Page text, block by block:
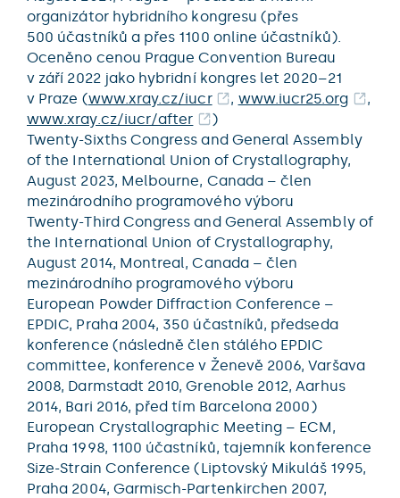
organizátor hybridního kongresu (přes
500 účastníků a přes 1100 online účastníků).
Oceněno cenou Prague Convention Bureau
v září 2022 jako hybridní kongres let 2020–21
v Praze (www.xray.cz/iucr , www.iucr25.org
,
www.xray.cz/iucr/after
)
Twenty-Sixths Congress and General Assembly
of the International Union of Crystallography,
August 2023, Melbourne, Canada – člen
mezinárodního programového výboru
Twenty-Third Congress and General Assembly of
the International Union of Crystallography,
August 2014, Montreal, Canada – člen
mezinárodního programového výboru
European Powder Diffraction Conference –
EPDIC, Praha 2004, 350 účastníků, předseda
konference (následně člen stálého EPDIC
committee, konference v Ženevě 2006, Varšava
2008, Darmstadt 2010, Grenoble 2012, Aarhus
2014, Bari 2016, před tím Barcelona 2000)
European Crystallographic Meeting – ECM,
Praha 1998, 1100 účastníků, tajemník konference
Size-Strain Conference (Liptovský Mikuláš 1995,
Praha 2004, Garmisch-Partenkirchen 2007,